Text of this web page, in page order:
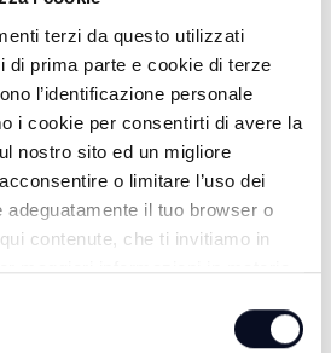
terzi da questo utilizzati
di prima parte e cookie di terze
l’identificazione personale
i cookie per consentirti di avere la
nostro sito ed un migliore
o limitare l’uso dei
il tuo browser o
contenute, che ti invitiamo in
maggiori informazioni in materia
- FRANCO